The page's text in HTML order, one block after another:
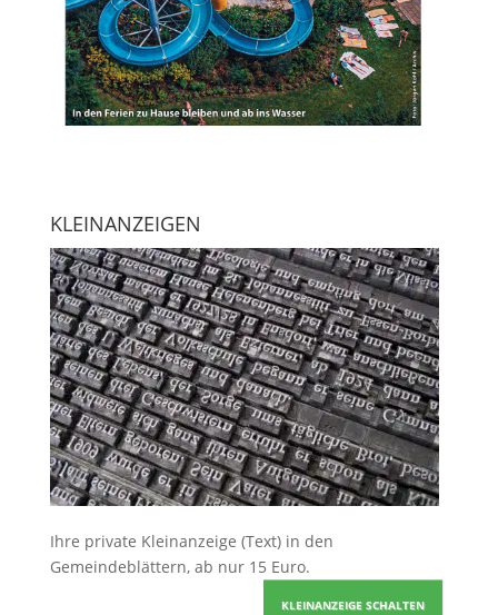
KLEINANZEIGEN
Ihre private Kleinanzeige (Text) in den
Gemeindeblättern, ab nur 15 Euro.
KLEINANZEIGE SCHALTEN